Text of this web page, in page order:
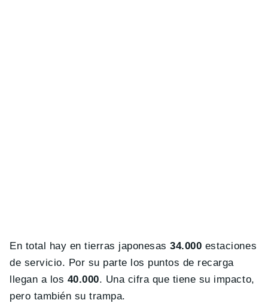
En total hay en tierras japonesas34.000 estaciones
de servicio. Por su parte los puntos de recarga
llegan a los 40.000. Una cifra que tiene su impacto,
pero también su trampa.